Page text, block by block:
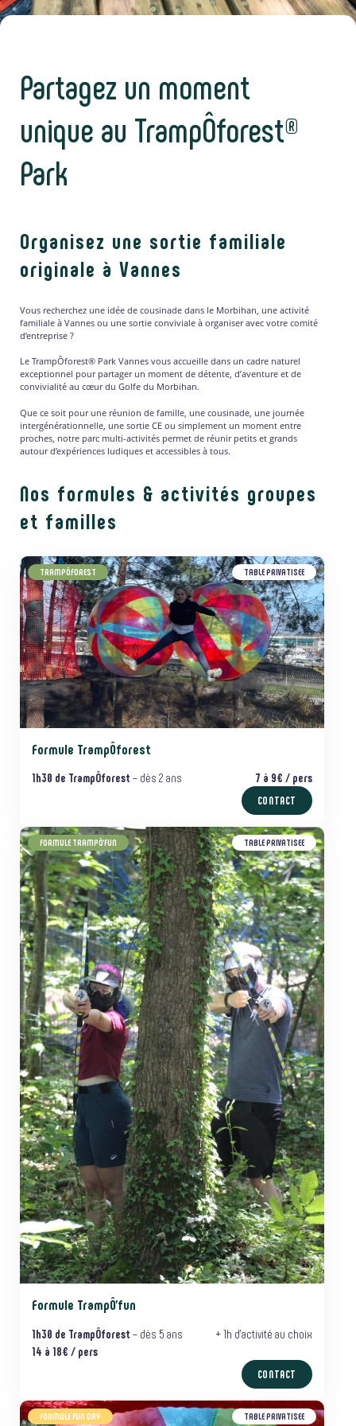
Partagez un moment
unique au TrampÔforest®
Park
Organisez une sortie familiale
originale à Vannes
Vous recherchez une idée de cousinade dans le Morbihan, une activité
familiale à Vannes ou une sortie conviviale à organiser avec votre comité
d’entreprise ?
Le TrampÔforest® Park Vannes vous accueille dans un cadre naturel
exceptionnel pour partager un moment de détente, d’aventure et de
convivialité au cœur du Golfe du Morbihan.
Que ce soit pour une réunion de famille, une cousinade, une journée
intergénérationnelle, une sortie CE ou simplement un moment entre
proches, notre parc multi-activités permet de réunir petits et grands
autour d’expériences ludiques et accessibles à tous.
Nos formules & activités groupes
et familles
TRAMPÔFOREST TABLE PRIVATISEE
Formule TrampÔforest
1h30 de TrampÔforest – dès 2 ans 7 à 9€ / pers
CONTACT
FORMULE TRAMPÔ’FUN TABLE PRIVATISEE
Formule TrampÔ’fun
1h30 de TrampÔforest – dès 5 ans
+ 1h d’activité au choix
14 à 18€ / pers
CONTACT
FORMULE FUN DAY TABLE PRIVATISEE